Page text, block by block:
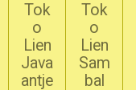
Tok
o
Lien
Java
antje
Tok
o
Lien
Sam
bal